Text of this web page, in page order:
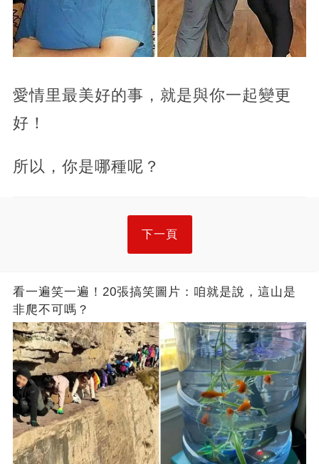
愛情里最美好的事，就是與你一起變更
好！
所以，你是哪種呢？
下一頁
看一遍笑一遍！20張搞笑圖片：咱就是說，這山是
非爬不可嗎？